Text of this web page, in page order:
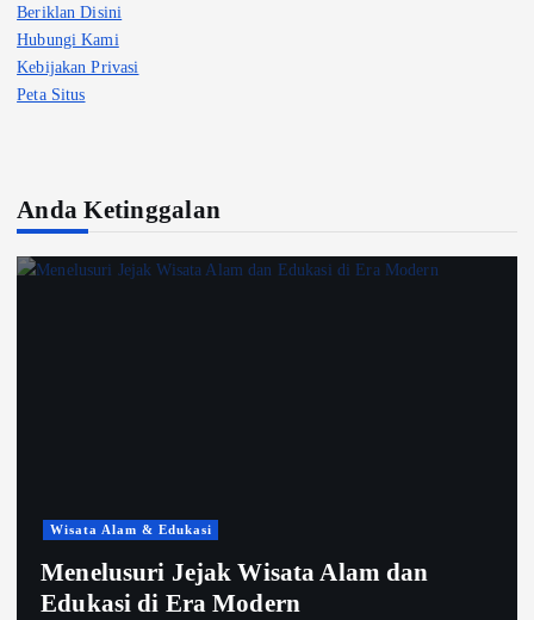
Beriklan Disini
Hubungi Kami
Kebijakan Privasi
Peta Situs
Anda Ketinggalan
Wisata Alam & Edukasi
Menelusuri Jejak Wisata Alam dan
Edukasi di Era Modern